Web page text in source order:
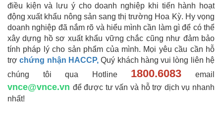
điều kiện và lưu ý cho doanh nghiệp khi tiến hành hoạt
động xuất khẩu nông sản sang thị trường Hoa Kỳ. Hy vọng
doanh nghiệp đã nắm rõ và hiểu mình cần làm gì để có thể
xây dựng hồ sơ xuất khẩu vững chắc cũng như đảm bảo
tính pháp lý cho sản phẩm của mình. Mọi yêu cầu cần hỗ
trợchứng nhận HACCP,Quý khách hàng vui lòng liên hệ
chúng tôi qua Hotline 1800.6083 email
vnce@vnce.vn để được tư vấn và hỗ trợ dịch vụ nhanh
nhất!